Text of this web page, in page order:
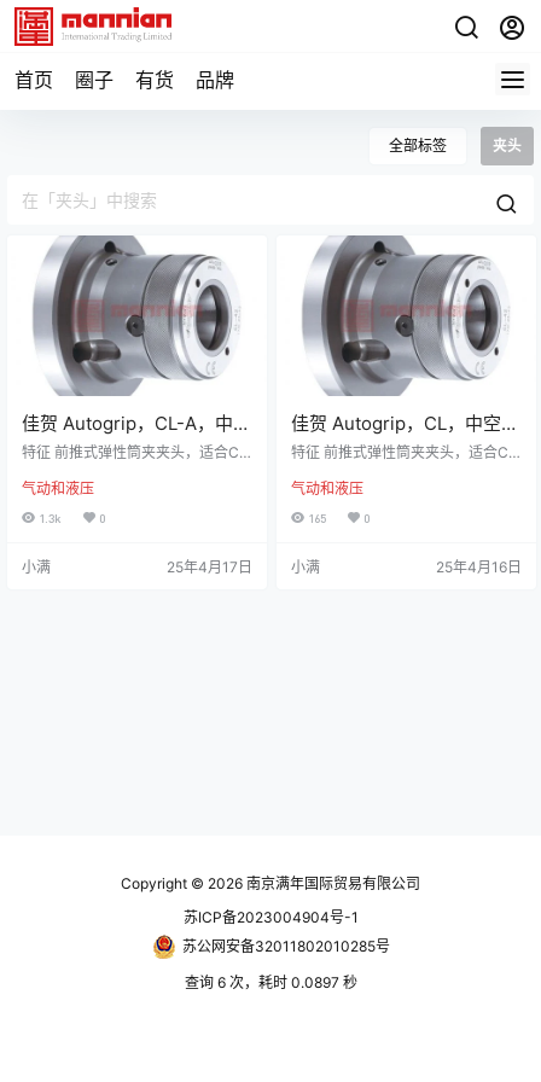
首页 圈子 有货 品牌
全部标签 夹头
佳贺 Autogrip，CL-A，中空
防水型筒夹夹头
特征 前推式弹性筒夹夹头，适合CN
高精度，高转速及高刚性结构。 全
面防水设计，防止切削水进入主轴
T.M380842 号 | 大陆 : PAT.ZL201
气动和液压
1.3k 0
小满 25年4月17日
佳贺 Autogrip，CL，中空防
水型筒夹夹头
特征 前推式弹性筒夹夹头，适合CN
高精度，高转速及高刚性结构。 全
面防水设计，防止切削水进入主轴
T.M380842 号 | 大陆 : PAT.ZL201
气动和液压
165 0
小满 25年4月16日
Copyright © 2026 南京满年国际贸易有限公司
苏ICP备2023004904号-1
苏公网安备32011802010285号
查询 6 次，耗时 0.0897 秒